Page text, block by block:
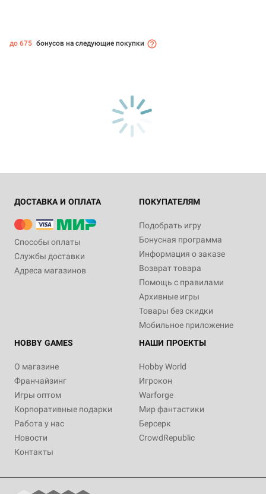
до 675 бонусов на следующие покупки
ДОСТАВКА И ОПЛАТА
Способы оплаты
Службы доставки
Адреса магазинов
ПОКУПАТЕЛЯМ
Подобрать игру
Бонусная программа
Информация о заказе
Возврат товара
Помощь с правилами
Архивные игры
Товары без скидки
Мобильное приложение
HOBBY GAMES
О магазине
Франчайзинг
Игры оптом
Корпоративные подарки
Работа у нас
Новости
Контакты
НАШИ ПРОЕКТЫ
Hobby World
Игрокон
Warforge
Мир фантастики
Берсерк
CrowdRepublic